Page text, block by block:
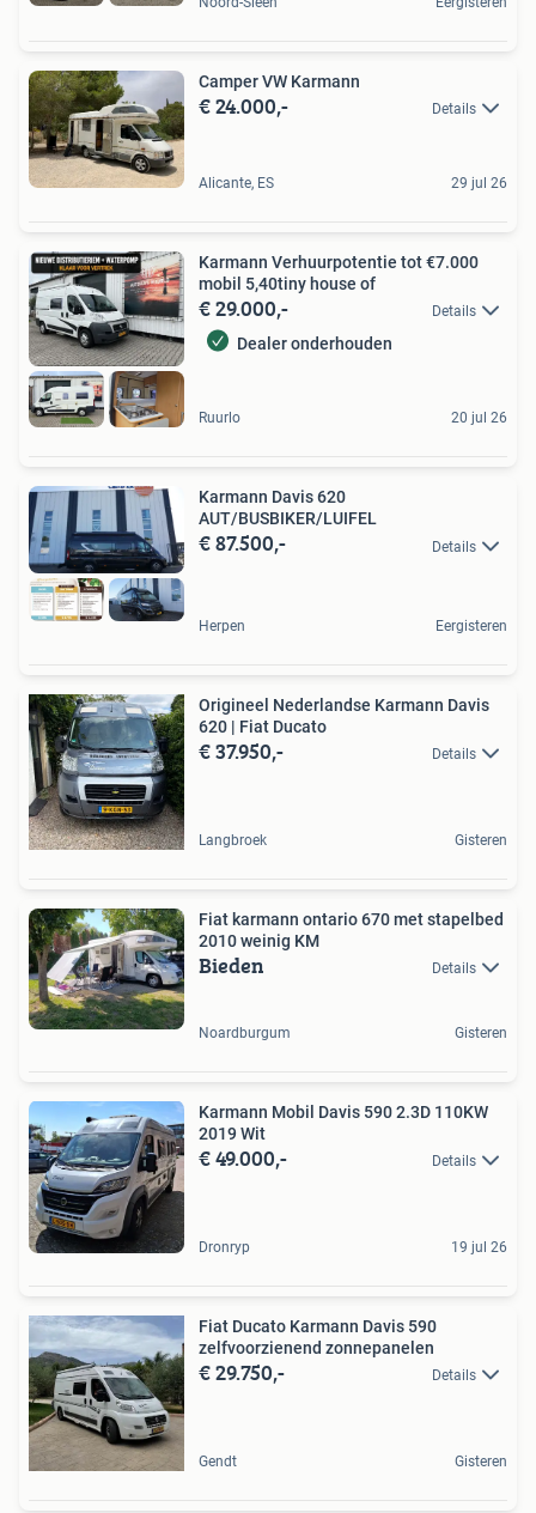
Camper VW Karmann
€ 24.000,- Details
Alicante, ES 29 jul 26
Karmann Verhuurpotentie tot €7.000
mobil 5,40tiny house of
€ 29.000,- Details
Dealer onderhouden
Ruurlo 20 jul 26
Karmann Davis 620
AUT/BUSBIKER/LUIFEL
€ 87.500,- Details
Herpen Eergisteren
Origineel Nederlandse Karmann Davis
620 | Fiat Ducato
€ 37.950,- Details
Langbroek Gisteren
Fiat karmann ontario 670 met stapelbed
2010 weinig KM
Bieden Details
Noardburgum Gisteren
Karmann Mobil Davis 590 2.3D 110KW
2019 Wit
€ 49.000,- Details
Dronryp 19 jul 26
Fiat Ducato Karmann Davis 590
zelfvoorzienend zonnepanelen
€ 29.750,- Details
Gendt Gisteren